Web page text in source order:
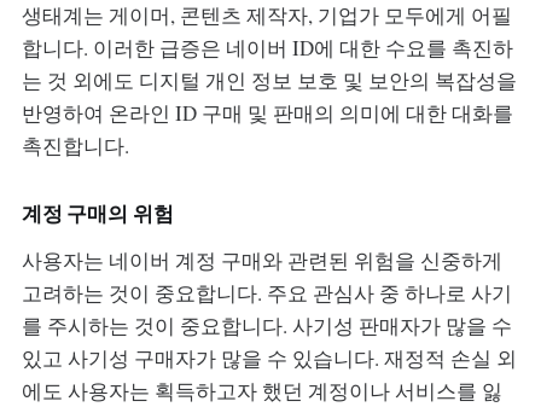
생태계는 게이머, 콘텐츠 제작자, 기업가 모두에게 어필
합니다. 이러한 급증은 네이버 ID에 대한 수요를 촉진하
는 것 외에도 디지털 개인 정보 보호 및 보안의 복잡성을
반영하여 온라인 ID 구매 및 판매의 의미에 대한 대화를
촉진합니다.
계정 구매의 위험
사용자는 네이버 계정 구매와 관련된 위험을 신중하게
고려하는 것이 중요합니다. 주요 관심사 중 하나로 사기
를 주시하는 것이 중요합니다. 사기성 판매자가 많을 수
있고 사기성 구매자가 많을 수 있습니다. 재정적 손실 외
에도 사용자는 획득하고자 했던 계정이나 서비스를 잃